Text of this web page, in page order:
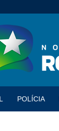
POLÍCIA